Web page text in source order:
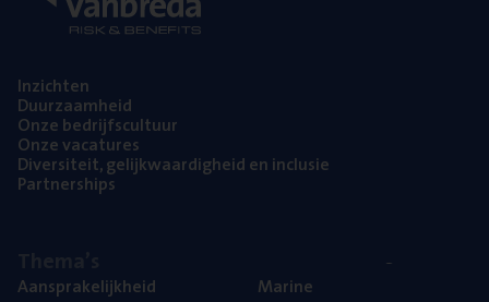
Inzich­ten
Duur­zaam­heid
Onze bedrijfs­cul­tuur
Onze vaca­tu­res
Diver­si­teit, gelijk­waar­dig­heid en inclusie
Part­ner­ships
Aan­spra­ke­lijk­heid
Mari­ne